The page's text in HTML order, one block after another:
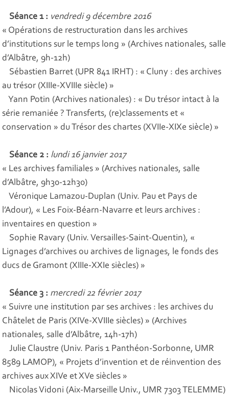
Séance 1 : vendredi 9 décembre 2016
« Opérations de restructuration dans les archives
d’institutions sur le temps long » (Archives nationales, salle
d’Albâtre, 9h-12h)
Sébastien Barret (UPR 841 IRHT) : « Cluny : des archives
au trésor (XIIIe-XVIIIe siècle) »
Yann Potin (Archives nationales) : « Du trésor intact à la
série remaniée ? Transferts, (re)classements et «
conservation » du Trésor des chartes (XVIIe-XIXe siècle) »
Séance 2 : lundi 16 janvier 2017
« Les archives familiales » (Archives nationales, salle
d’Albâtre, 9h30-12h30)
Véronique Lamazou-Duplan (Univ. Pau et Pays de
l’Adour), « Les Foix-Béarn-Navarre et leurs archives :
inventaires en question »
Sophie Ravary (Univ. Versailles-Saint-Quentin), «
Lignages d’archives ou archives de lignages, le fonds des
ducs de Gramont (XIIIe-XXIe siècles) »
Séance 3 : mercredi 22 février 2017
« Suivre une institution par ses archives : les archives du
Châtelet de Paris (XIVe-XVIIIe siècles) » (Archives
nationales, salle d’Albâtre, 14h-17h)
Julie Claustre (Univ. Paris 1 Panthéon-Sorbonne, UMR
8589 LAMOP), « Projets d’invention et de réinvention des
archives aux XIVe et XVe siècles »
Nicolas Vidoni (Aix-Marseille Univ., UMR 7303 TELEMME)